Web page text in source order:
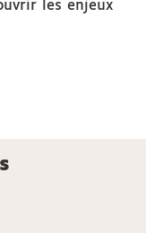
les enjeux